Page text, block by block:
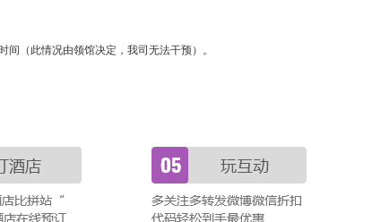
（此情况由领馆决定，我司无法干预）。